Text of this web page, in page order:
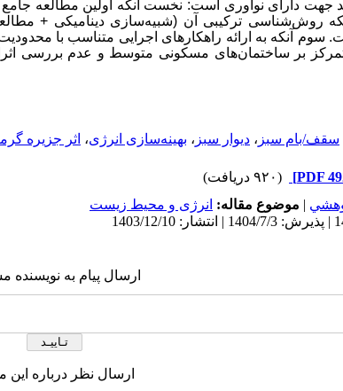
جهت دارای نوآوری است: نخست آنکه اولین مطالعه
روش‌شناسی ترکیبی آن (شبیه‌سازی دینامیکی + مطالعات
سوم آنکه به ارائه راهکارهای اجرایی متناسب با
بر ساختمان‌های مسکونی متوسط و عدم بررسی
سقف/بام سبز ، دیوار سبز ، بهینه‌سازی انرژی، اثر جزیره
(۹۲۰ دریافت)
| موضوع مقاله: انرژی و محیط زیست
ارسال پیام به نویسنده
ارسال نظر درباره این